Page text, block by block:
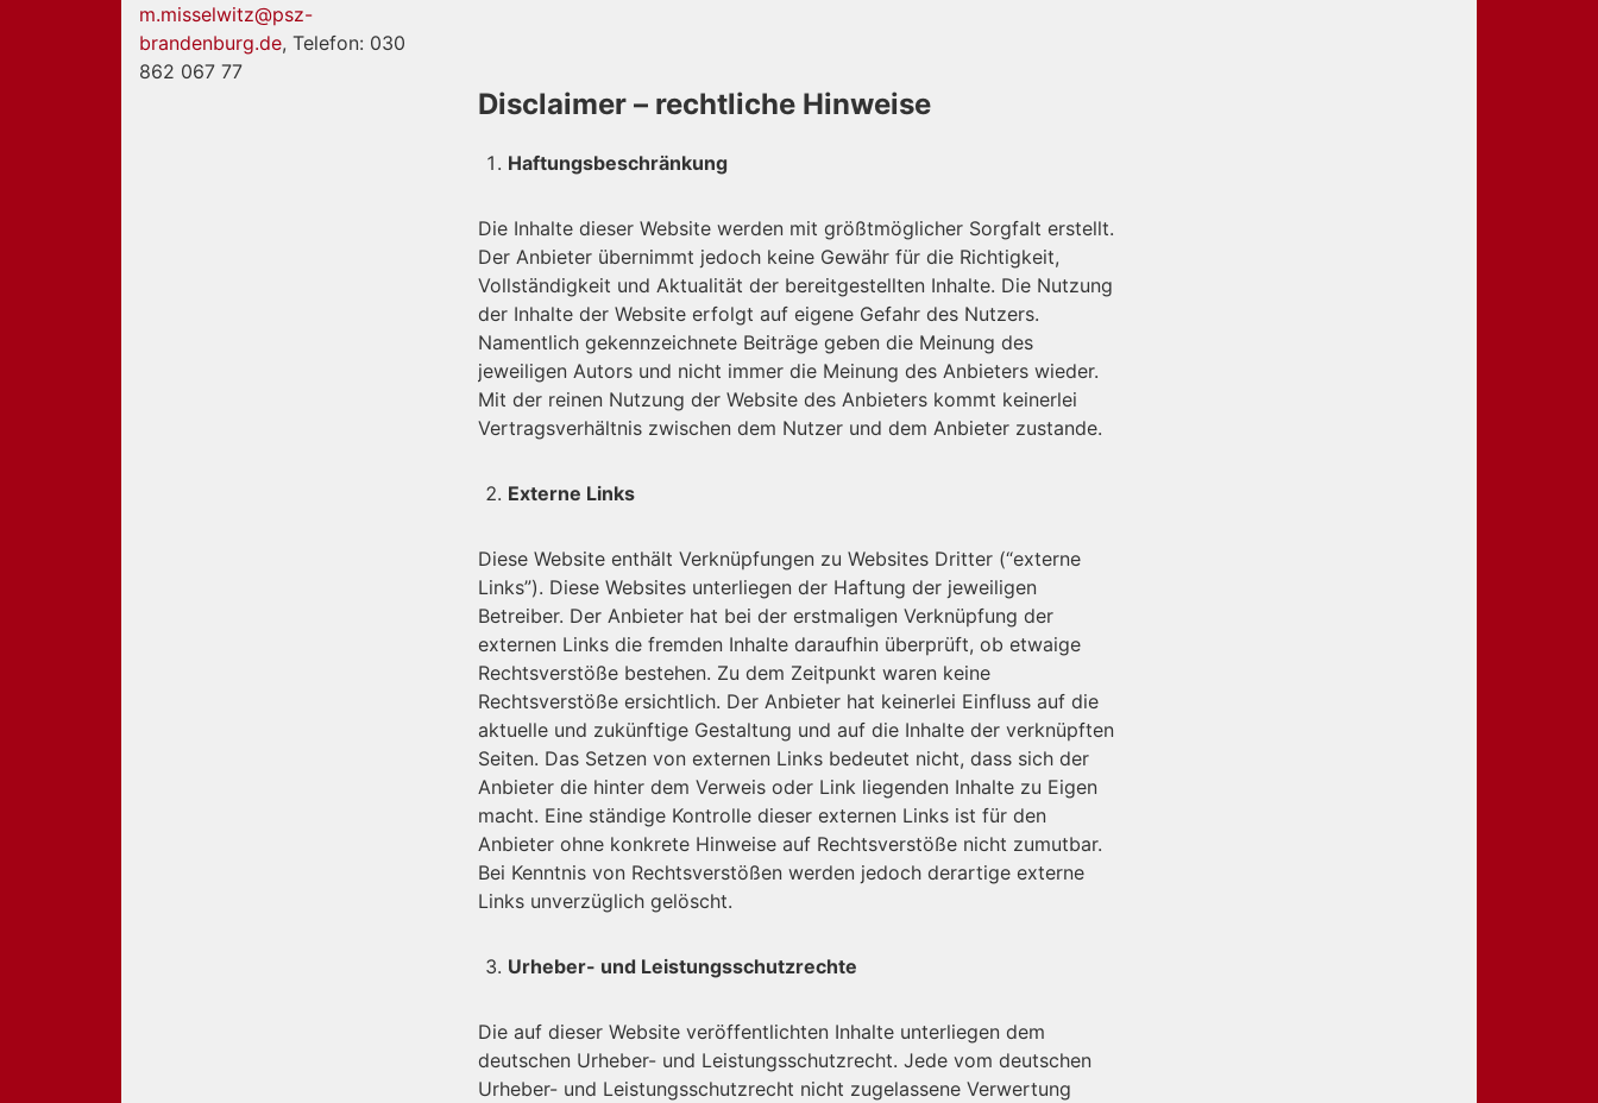
m.misselwitz@psz-
brandenburg.de, Telefon: 030
862 067 77
Disclaimer – rechtliche Hinweise
Haftungsbeschränkung
Die Inhalte dieser Website werden mit größtmöglicher Sorgfalt erstellt.
Der Anbieter übernimmt jedoch keine Gewähr für die Richtigkeit,
Vollständigkeit und Aktualität der bereitgestellten Inhalte. Die Nutzung
der Inhalte der Website erfolgt auf eigene Gefahr des Nutzers.
Namentlich gekennzeichnete Beiträge geben die Meinung des
jeweiligen Autors und nicht immer die Meinung des Anbieters wieder.
Mit der reinen Nutzung der Website des Anbieters kommt keinerlei
Vertragsverhältnis zwischen dem Nutzer und dem Anbieter zustande.
Externe Links
Diese Website enthält Verknüpfungen zu Websites Dritter (“externe
Links”). Diese Websites unterliegen der Haftung der jeweiligen
Betreiber. Der Anbieter hat bei der erstmaligen Verknüpfung der
externen Links die fremden Inhalte daraufhin überprüft, ob etwaige
Rechtsverstöße bestehen. Zu dem Zeitpunkt waren keine
Rechtsverstöße ersichtlich. Der Anbieter hat keinerlei Einfluss auf die
aktuelle und zukünftige Gestaltung und auf die Inhalte der verknüpften
Seiten. Das Setzen von externen Links bedeutet nicht, dass sich der
Anbieter die hinter dem Verweis oder Link liegenden Inhalte zu Eigen
macht. Eine ständige Kontrolle dieser externen Links ist für den
Anbieter ohne konkrete Hinweise auf Rechtsverstöße nicht zumutbar.
Bei Kenntnis von Rechtsverstößen werden jedoch derartige externe
Links unverzüglich gelöscht.
Urheber- und Leistungsschutzrechte
Die auf dieser Website veröffentlichten Inhalte unterliegen dem
deutschen Urheber- und Leistungsschutzrecht. Jede vom deutschen
Urheber- und Leistungsschutzrecht nicht zugelassene Verwertung